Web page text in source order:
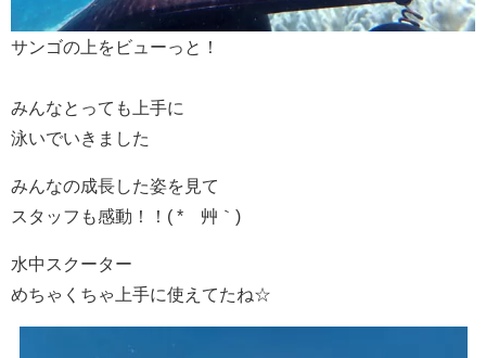
サンゴの上をビューっと！
みんなとっても上手に
泳いでいきました
みんなの成長した姿を見て
スタッフも感動！！( *´艸｀)
水中スクーター
めちゃくちゃ上手に使えてたね☆